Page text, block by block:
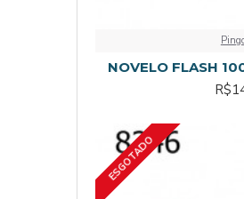
NOVELO FLASH
ESGOTADO